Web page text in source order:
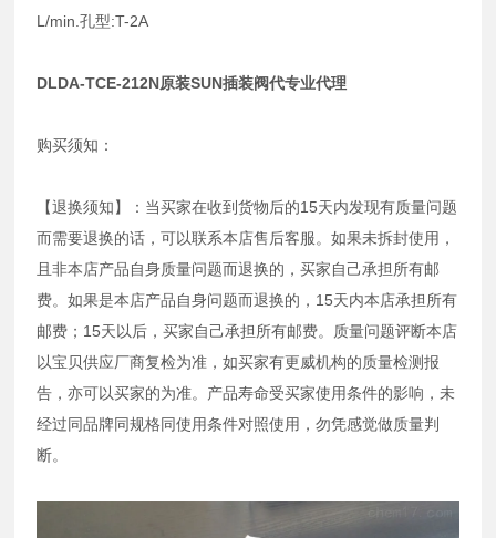
L/min.孔型:T-2A
DLDA-TCE-212N原装SUN插装阀代专业代理
购买须知：
【退换须知】：当买家在收到货物后的15天内发现有质量问题
而需要退换的话，可以联系本店售后客服。如果未拆封使用，
且非本店产品自身质量问题而退换的，买家自己承担所有邮
费。如果是本店产品自身问题而退换的，15天内本店承担所有
邮费；15天以后，买家自己承担所有邮费。质量问题评断本店
以宝贝供应厂商复检为准，如买家有更威机构的质量检测报
告，亦可以买家的为准。产品寿命受买家使用条件的影响，未
经过同品牌同规格同使用条件对照使用，勿凭感觉做质量判
断。